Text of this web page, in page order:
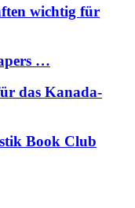
wichtig für
…
das Kanada-
Book Club